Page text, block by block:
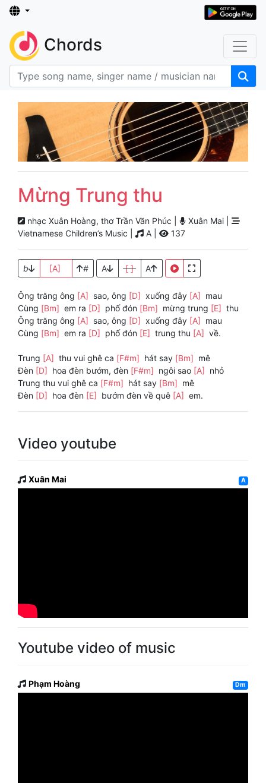
Chords
Mừng Trung thu
nhạc Xuân Hoàng, thơ Trần Văn Phúc |
Xuân Mai |
Vietnamese Children’s Music |
A | 137
b [A] # A [ ] A
Ông trăng ông [A] sao, ông [D] xuống đây [A] mau
Cùng [Bm] em ra [D] phố đón [Bm] mừng trung [E] thu
Ông trăng ông [A] sao, ông [D] xuống đây [A] mau
Cùng [Bm] em ra [D] phố đón [E] trung thu [A] về.
Trung [A] thu vui ghê ca [F#m] hát say [Bm] mê
Đèn [D] hoa đèn bướm, đèn [F#m] ngôi sao [A] nhỏ
Trung thu vui ghê ca [F#m] hát say [Bm] mê
Đèn [D] hoa đèn [E] bướm đèn về quê [A] em.
Video youtube
Xuân Mai A
Youtube video of music
Phạm Hoàng Dm